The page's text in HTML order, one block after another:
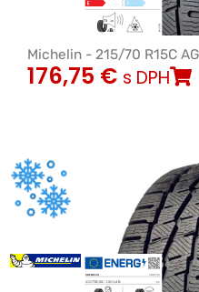
Michelin - 215/70 R15C
176,75 € s DPH